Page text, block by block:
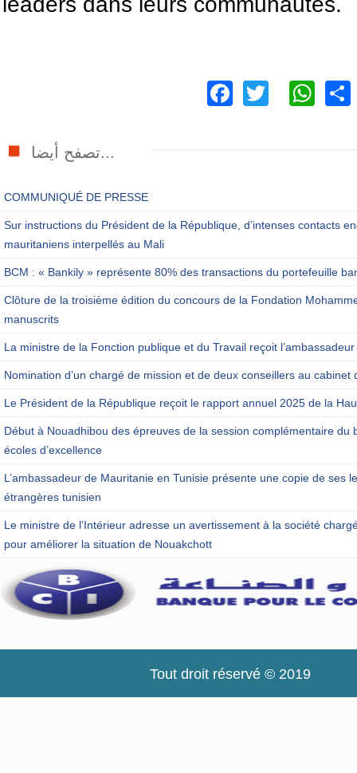
Facebook
Twitter
تصفح أيضا...
COMMUNIQUÉ DE PRESSE
Sur instructions du Président de la République, d’intenses contacts
mauritaniens interpellés au Mali
BCM : « Bankily » représente 80% des transactions du portefeuille
Clôture de la troisième édition du concours de la Fondation
manuscrits
La ministre de la Fonction publique et du Travail reçoit
Nomination d’un chargé de mission et de deux conseillers au cabinet
Le Président de la République reçoit le rapport annuel 2025 de la
Début à Nouadhibou des épreuves de la session complémentaire du
écoles d’excellence
L’ambassadeur de Mauritanie en Tunisie présente une copie de ses
étrangères tunisien
Le ministre de l’Intérieur adresse un avertissement à la société
pour améliorer la situation de Nouakchott
Tout droit réservé © 2019